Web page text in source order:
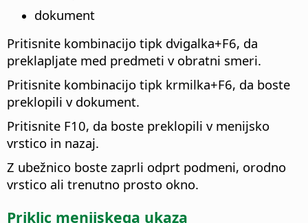
dokument
Pritisnite kombinacijo tipk dvigalka+F6, da
preklapljate med predmeti v obratni smeri.
Pritisnite kombinacijo tipk krmilka+F6, da boste
preklopili v dokument.
Pritisnite F10, da boste preklopili v menijsko
vrstico in nazaj.
Z ubežnico boste zaprli odprt podmeni, orodno
vrstico ali trenutno prosto okno.
Priklic menijskega ukaza